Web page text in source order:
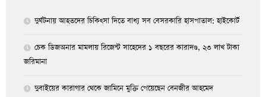
দুর্ঘটনায় আহতদের চিকিৎসা দিতে বাধ্য সব বেসরকারি হাসপাতাল: হাইকোর্ট
চেক ডিজঅনার মামলায় রিজেন্ট সাহেদের ১ বছরের কারাদণ্ড, ২৩ লাখ টাকা
জরিমানা
দুবাইয়ের কারাগার থেকে জামিনে মুক্তি পেয়েছেন বেনজীর আহমেদ